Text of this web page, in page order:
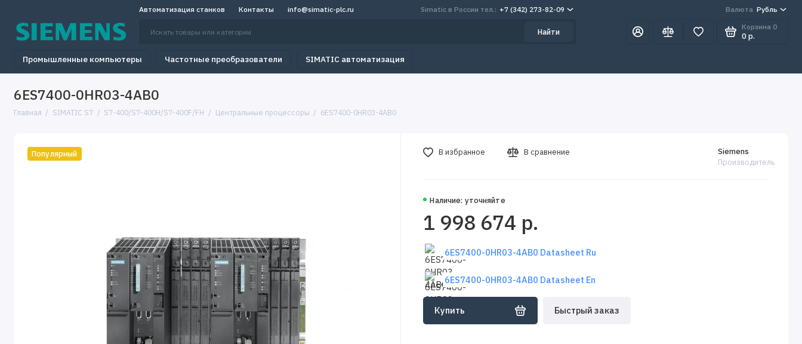
Автоматизация станков Контакты info@simatic-plc.ru Simatic в России тел.: +7 (342) 273-82-09 Валюта Рубль
Найти
Корзина 0
0 р.
Промышленные компьютеры Частотные преобразователи SIMATIC автоматизация
6ES7400-0HR03-4AB0
Главная SIMATIC S7 S7-400/S7-400H/S7-400F/FH Центральные процессоры 6ES7400-0HR03-4AB0
Популярный
Наличие: уточняйте
Siemens
Производитель
1 998 674 р.
6ES7400-0HR03-4AB0 Datasheet Ru
6ES7400-0HR03-4AB0 Datasheet En
Купить Быстрый заказ
В избранное В сравнение